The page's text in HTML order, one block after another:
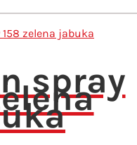
spray